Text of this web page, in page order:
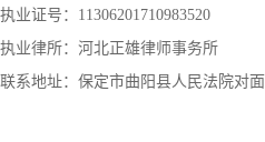
执业证号：11306201710983520
执业律所：河北正雄律师事务所
联系地址：保定市曲阳县人民法院对面